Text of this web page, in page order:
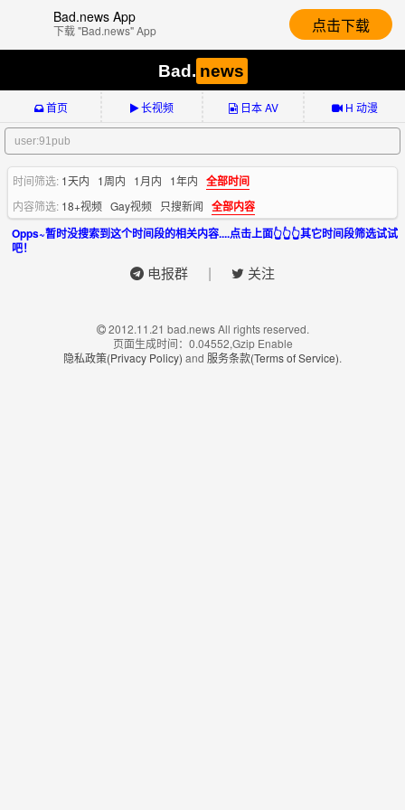
Bad.news App
下载 "Bad.news" App 点击下载
Bad. news
首页 长视频 日本 AV H 动漫
时间筛选: 1天内 1周内 1月内 1年内 全部时间
内容筛选: 18+视频 Gay视频 只搜新闻 全部内容
Opps~暂时没搜索到这个时间段的相关内容....点击上面👆👆👆其它时间段筛选试试
吧！
电报群 | 关注
2012.11.21 bad.news All rights reserved.
页面生成时间：0.04552,Gzip Enable
隐私政策(Privacy Policy) and 服务条款(Terms of Service).